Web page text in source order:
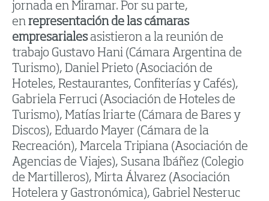
jornada en Miramar. Por su parte,
en representación de las cámaras
empresarialesasistieron a la reunión de
trabajo Gustavo Hani (Cámara Argentina de
Turismo), Daniel Prieto (Asociación de
Hoteles, Restaurantes, Confiterías y Cafés),
Gabriela Ferruci (Asociación de Hoteles de
Turismo), Matías Iriarte (Cámara de Bares y
Discos), Eduardo Mayer (Cámara de la
Recreación), Marcela Tripiana (Asociación de
Agencias de Viajes), Susana Ibáñez (Colegio
de Martilleros), Mirta Álvarez (Asociación
Hotelera y Gastronómica), Gabriel Nesteruc